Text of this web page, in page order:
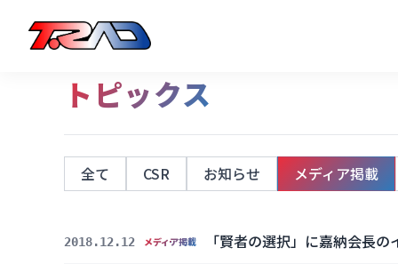
トピックス
全て CSR お知らせ メディア掲載
2018.12.12 メディア掲載 「賢者の選択」に嘉納会長